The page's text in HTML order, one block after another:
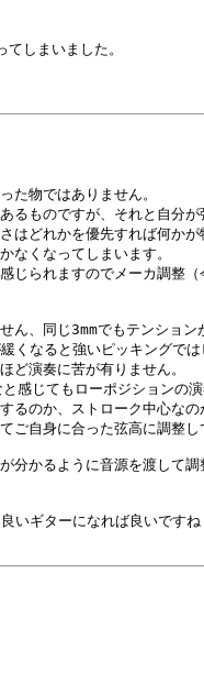
しまいました。
た物ではありません。
るものですが、それと自分が
はどれかを優先すれば何かが
なくなってしまいます。
じられますのでメーカ調整
、同じ3mmでもテンション
くなると強いピッキングでは
ど演奏に苦が有りません。
感じてもローポジションの演
るのか、ストローク中心な
ご自身に合った弦高に調整し
分かるように音源を渡して
いギターになれば良いですね